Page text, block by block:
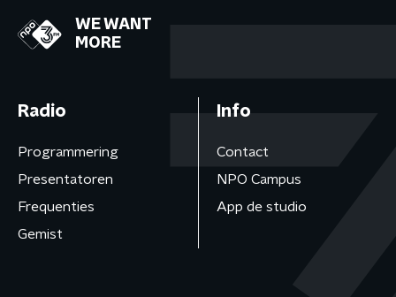
WE WANT
MORE
Radio
Programmering
Presentatoren
Frequenties
Gemist
Info
Contact
NPO Campus
App de studio